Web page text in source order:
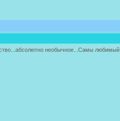
необычное...Самы любимый